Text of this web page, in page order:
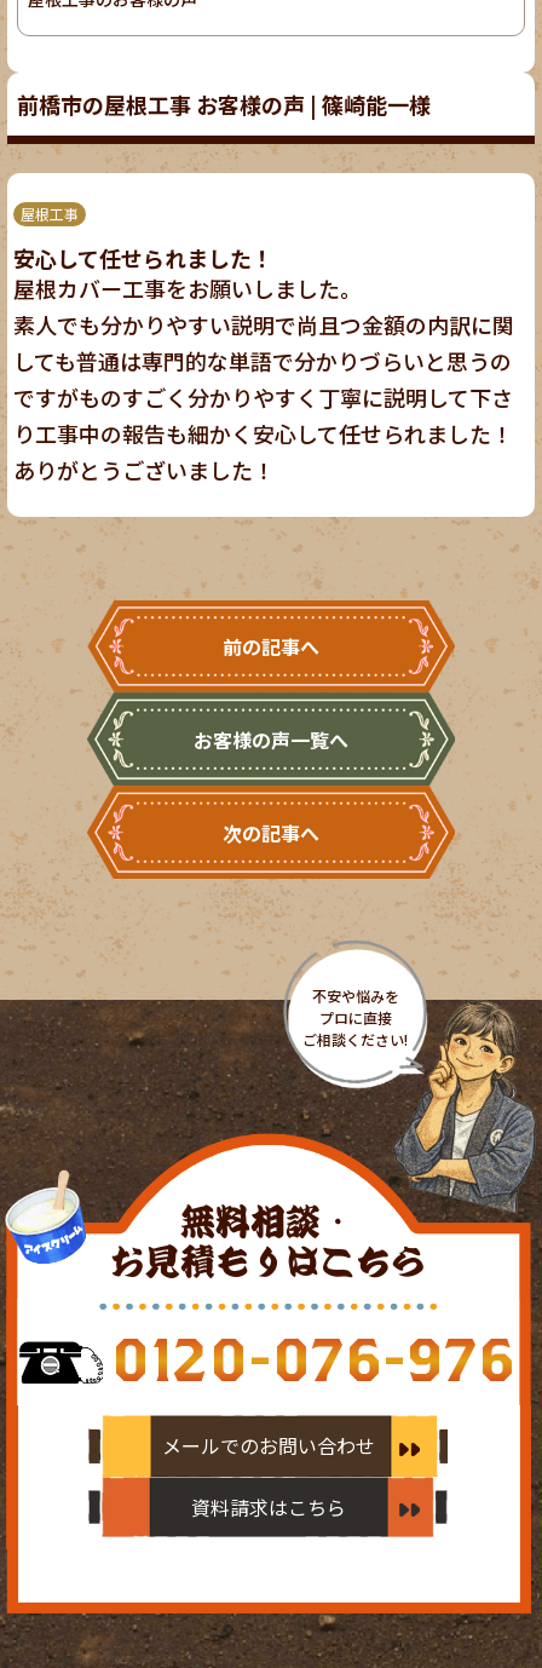
前橋市の屋根工事 お客様の声 | 篠崎能一様
屋根工事
安心して任せられました！
屋根カバー工事をお願いしました。
素人でも分かりやすい説明で尚且つ金額の内訳に関
しても普通は専門的な単語で分かりづらいと思うの
ですがものすごく分かりやすく丁寧に説明して下さ
り工事中の報告も細かく安心して任せられました！
ありがとうございました！
前の記事へ
お客様の声一覧へ
次の記事へ
無料相談・
お見積もりはこちら
0120-076-976
メールでのお問い合わせ
資料請求はこちら